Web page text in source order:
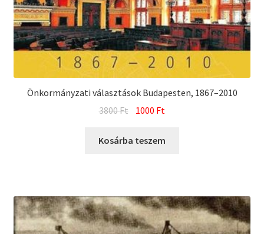
Önkormányzati választások Budapesten, 1867–2010
3800Ft Original
was:
1000 Ft
is:
Kosárba teszem